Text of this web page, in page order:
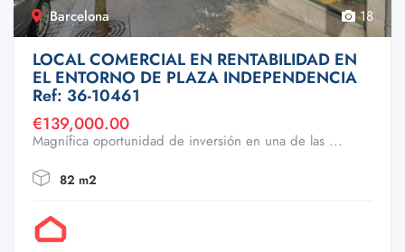
Barcelona 18
LOCAL COMERCIAL EN RENTABILIDAD EN
EL ENTORNO DE PLAZA INDEPENDENCIA
Ref: 36-10461
€139,000.00
Magnífica oportunidad de inversión en una de las ...
82 m2